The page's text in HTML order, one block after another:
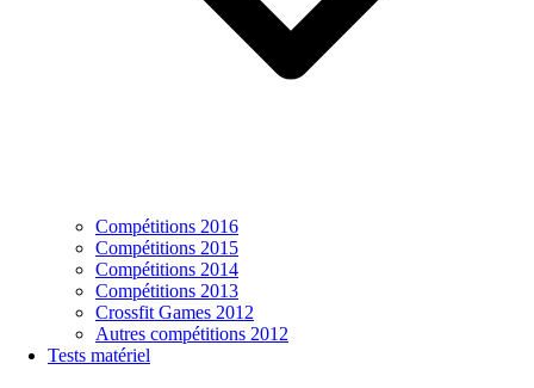
Compétitions 2016
Compétitions 2015
Compétitions 2014
Compétitions 2013
Crossfit Games 2012
Autres compétitions 2012
Tests matériel